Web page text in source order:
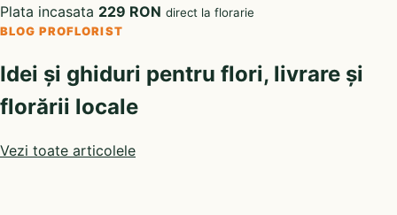
Plata incasata 229 RON direct la florarie
BLOG PROFLORIST
Idei și ghiduri pentru flori, livrare și
florării locale
Vezi toate articolele